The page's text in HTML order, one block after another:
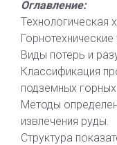
Оглавление:
Технологическая
Виды потерь и
Классификация
подземных
Методы
извлечения руды.
Структура